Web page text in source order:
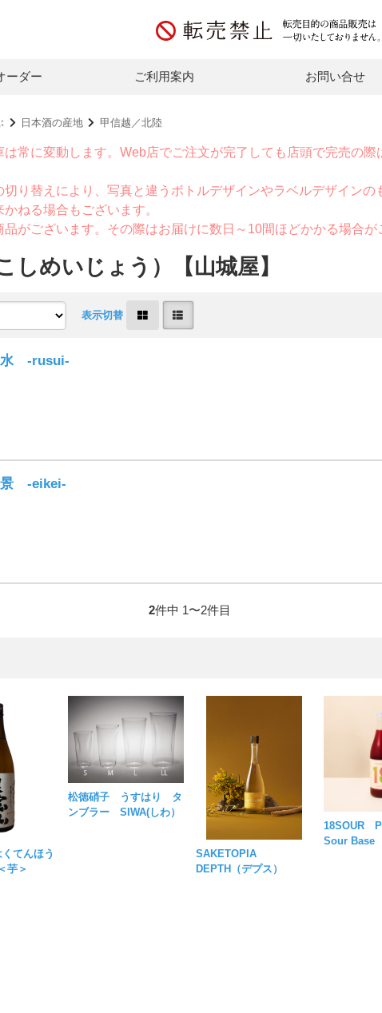
ーダー ご利用案内 お問い合せ
日本酒の産地 甲信越／北陸
常に変動します。Web店でご注文が完了しても店頭で完売の
り替えにより、写真と違うボトルデザインやラベルデザインの
ねる場合もございます。
がございます。その際はお届けに数日～10間ほどかかる場合が
しめいじょう）【山城屋】
表示切替
-rusui-
-eikei-
2件中 1〜2件目
てんほう
芋＞
松徳硝子 うすはり タ
ンブラー SIWA(しわ）
SAKETOPIA
DEPTH（デプス）
18SOUR
Sour